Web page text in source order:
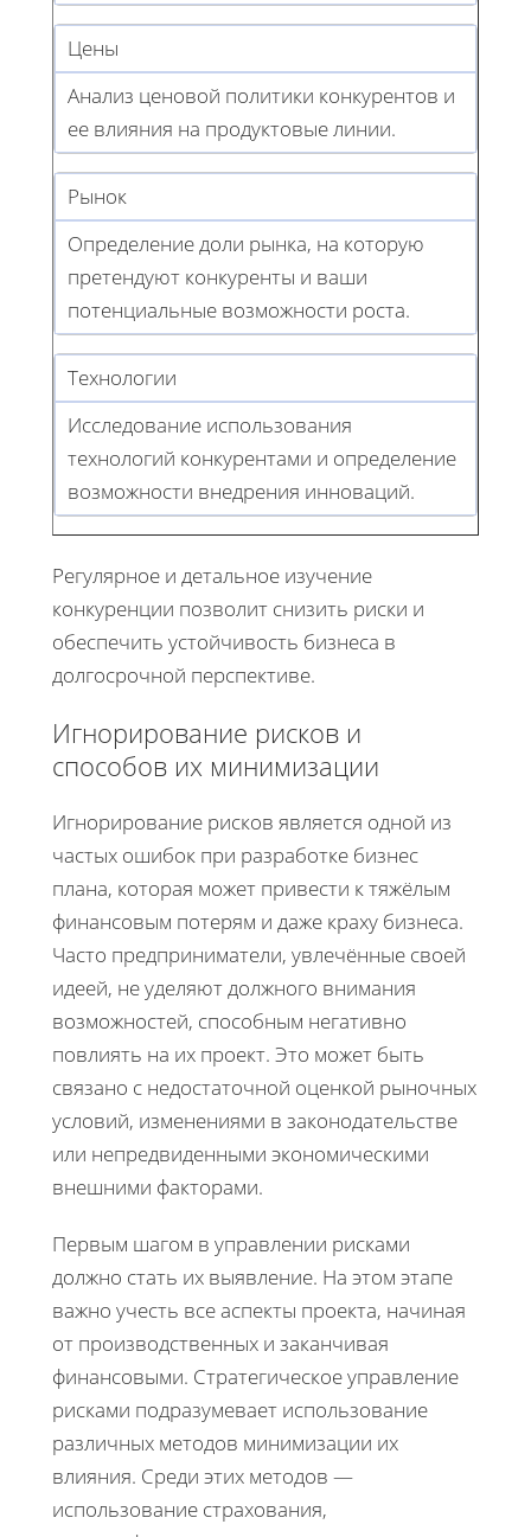
Цены
Анализ ценовой политики конкурентов и
ее влияния на продуктовые линии.
Рынок
Определение доли рынка, на которую
претендуют конкуренты и ваши
потенциальные возможности роста.
Технологии
Исследование использования
технологий конкурентами и определение
возможности внедрения инноваций.
Регулярное и детальное изучение
конкуренции позволит снизить риски и
обеспечить устойчивость бизнеса в
долгосрочной перспективе.
Игнорирование рисков и
способов их минимизации
Игнорирование рисков является одной из
частых ошибок при разработке бизнес
плана, которая может привести к тяжёлым
финансовым потерям и даже краху бизнеса.
Часто предприниматели, увлечённые своей
идеей, не уделяют должного внимания
возможностей, способным негативно
повлиять на их проект. Это может быть
связано с недостаточной оценкой рыночных
условий, изменениями в законодательстве
или непредвиденными экономическими
внешними факторами.
Первым шагом в управлении рисками
должно стать их выявление. На этом этапе
важно учесть все аспекты проекта, начиная
от производственных и заканчивая
финансовыми. Стратегическое управление
рисками подразумевает использование
различных методов минимизации их
влияния. Среди этих методов —
использование страхования,